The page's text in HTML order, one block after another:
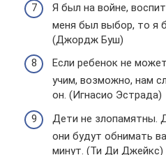
Я был на войне,
меня был выбор, то я
(Джордж Буш)
Если ребенок не
учим, возможно, нам
он. (Игнасио Эстрада)
Дети не злопамятны.
они будут обнимать
минут. (Ти Ди Джейкс)